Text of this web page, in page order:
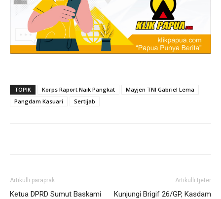
TOPIK Korps Raport Naik Pangkat
Mayjen TNI Gabriel Lema
Pangdam Kasuari
Sertijab
Artikulli paraprak
Ketua DPRD Sumut Baskami
Artikulli tjetër
Kunjungi Brigif 26/GP, Kasdam